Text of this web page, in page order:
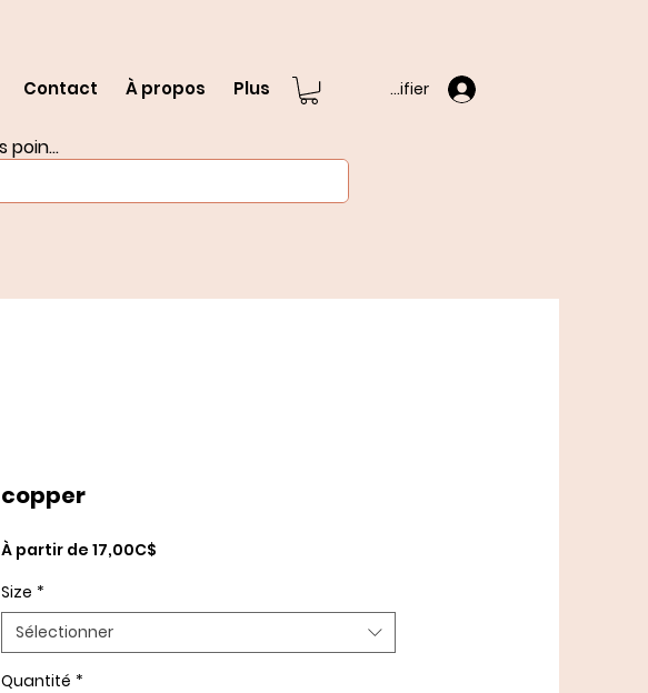
Contact À propos Plus
Voir les points
S'identifier
copper
À partir de 17,00C$
Size *
Sélectionner
Quantité *